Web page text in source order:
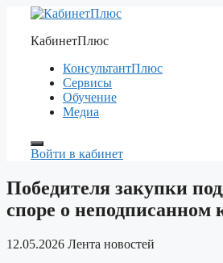
Перейти
содержимому
КабинетПлюс
КонсультантПлюс
Сервисы
Обучение
Медиа
Войти в кабинет
Победителя закупки
споре о неподписанном
12.05.2026 Лента новостей